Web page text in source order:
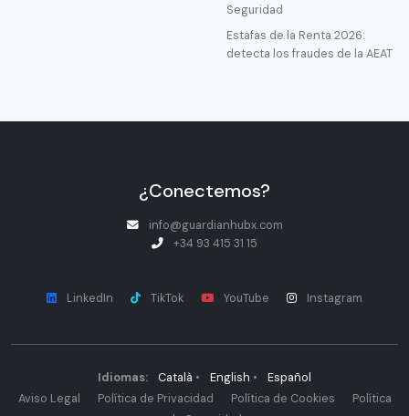
Seguridad
Estafas de la Renta 2026:
detecta los fraudes de la AEAT
¿Conectemos?
info@guardianhubx.com
+34 93 415 31 15
LinkedIn TikTok YouTube Instagram
Idiomas: Català • English •
Español
Aviso Legal
Política de Privacidad Política de Cookies
Política